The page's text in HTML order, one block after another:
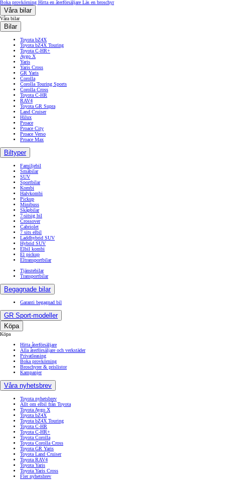
Boka provkörning Hitta en återförsäljare Läs en broschyr
Våra bilar
Våra bilar
Bilar
Toyota bZ4X
Toyota bZ4X Touring
Toyota C-HR+
Aygo X
Yaris
Yaris Cross
GR Yaris
Corolla
Corolla Touring Sports
Corolla Cross
Toyota C-HR
RAV4
Toyota GR Supra
Land Cruiser
Hilux
Proace
Proace City
Proace Verso
Proace Max
Biltyper
Familjebil
Småbilar
SUV
Sportbilar
Kombi
Halvkombi
Pickup
Minibuss
Skåpbilar
7-sitsig bil
Crossover
Cabriolet
7 sits elbil
Laddhybrid SUV
Hybrid SUV
Elbil kombi
El pickup
Eltransportbilar
Tjänstebilar
Transportbilar
Begagnade bilar
Garanti begagnad bil
GR Sport-modeller
Köpa
Köpa
Hitta återförsäljare
Alla återförsäljare och verkstäder
Privatleasing
Boka provkörning
Broschyrer & prislistor
Kampanjer
Våra nyhetsbrev
Toyota nyhetsbrev
Allt om elbil från Toyota
Toyota Aygo X
Toyota bZ4X
Toyota bZ4X Touring
Toyota C-HR
Toyota C-HR+
Toyota Corolla
Toyota Corolla Cross
Toyota GR Yaris
Toyota Land Cruiser
Toyota RAV4
Toyota Yaris
Toyota Yaris Cross
Fler nyhetsbrev